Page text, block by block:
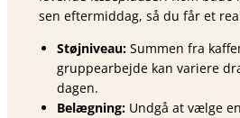
sen eftermiddag, så du får et
Støjniveau: Summen fra
gruppearbejde kan variere
dagen.
Belægning: Undgå at vælge